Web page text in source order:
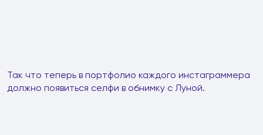
Так что теперь в портфолио каждого инстаграммера
должно появиться селфи в обнимку с Луной.